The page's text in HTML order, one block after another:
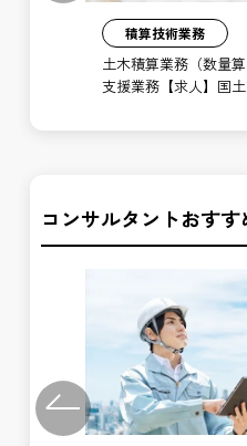
積算技術業務
土木積算業務（数量
支援業務【求人】国
コンサルタントおす
Previous